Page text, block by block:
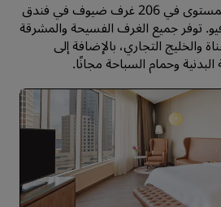
استمتع بضيافة عالمية المستوى في 206 غرف ضيوف في فندق
توفر جميع الغرف الفسيحة والمشرقة
والخليج التجاري، بالإضافة إلى
البدنية وحمام السباحة مجانًا.